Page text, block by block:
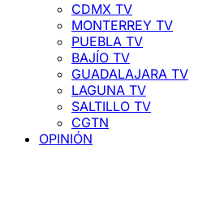
CDMX TV
MONTERREY TV
PUEBLA TV
BAJÍO TV
GUADALAJARA TV
LAGUNA TV
SALTILLO TV
CGTN
OPINIÓN